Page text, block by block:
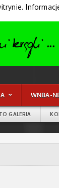
WNBA-
GALERIA